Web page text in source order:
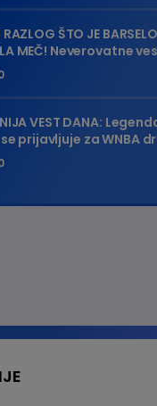
ŠTO JE
MEČ! Neverovatne
VEST DANA:
prijavljuje za WNBA